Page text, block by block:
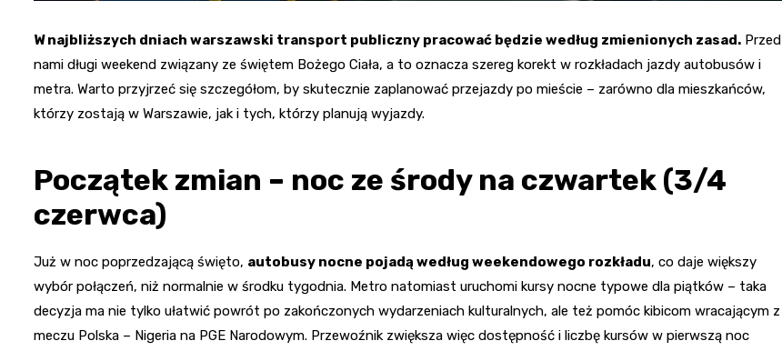
W najbliższych dniach warszawski transport publiczny pracować będzie według zmienionych zasad. Przed
nami długi weekend związany ze świętem Bożego Ciała, a to oznacza szereg korekt w rozkładach jazdy autobusów i
metra. Warto przyjrzeć się szczegółom, by skutecznie zaplanować przejazdy po mieście – zarówno dla mieszkańców,
którzy zostają w Warszawie, jak i tych, którzy planują wyjazdy.
Początek zmian – noc ze środy na czwartek (3/4
czerwca)
Już w noc poprzedzającą święto, autobusy nocne pojadą według weekendowego rozkładu, co daje większy
wybór połączeń, niż normalnie w środku tygodnia. Metro natomiast uruchomi kursy nocne typowe dla piątków – taka
decyzja ma nie tylko ułatwić powrót po zakończonych wydarzeniach kulturalnych, ale też pomóc kibicom wracającym z
meczu Polska – Nigeria na PGE Narodowym. Przewoźnik zwiększa więc dostępność i liczbę kursów w pierwszą noc